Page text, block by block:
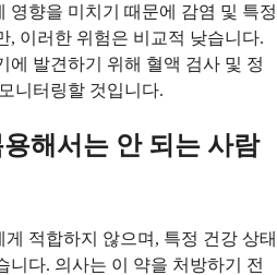
영향을 미치기 때문에 감염 및 특정
, 이러한 위험은 비교적 낮습니다.
에 발견하기 위해 혈액 검사 및 정
니터링할 것입니다.
해서는 안 되는 사람
적합하지 않으며, 특정 건강 상태
니다. 의사는 이 약을 처방하기 전